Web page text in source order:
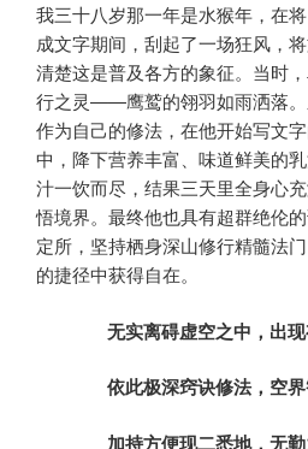
我三十八岁那一年是水猴年，在
成文字期间，刮起了一场狂风，
清楚这是普及各方的象征。当时
行之灵——鹰鹫的翎羽如雨洒落。
作为自己的修法，在他开始写文
中，降下营养丰富、味道鲜美的
汁一饮而尽，结果三天里全身心
悟境界。最终他也具有超群绝伦
定所，坚持栖身深山修行精髓法
的捷径中获得自在。
无实离碍虚空之中，出
依此极深窍诀修法，空
加持方便现二悉地，无勤